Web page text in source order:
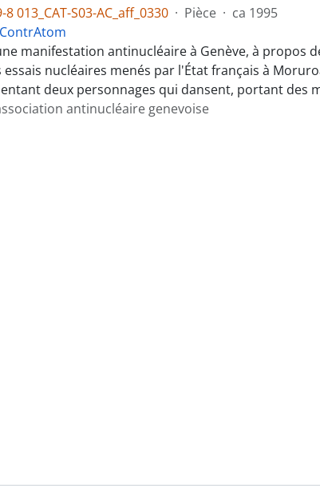
8 013_CAT-S03-AC_aff_0330 · Pièce · ca 1995
ContrAtom
manifestation antinucléaire à Genève, à propos
essais nucléaires menés par l'État français à
deux personnages qui dansent, portant des
antinucléaire genevoise